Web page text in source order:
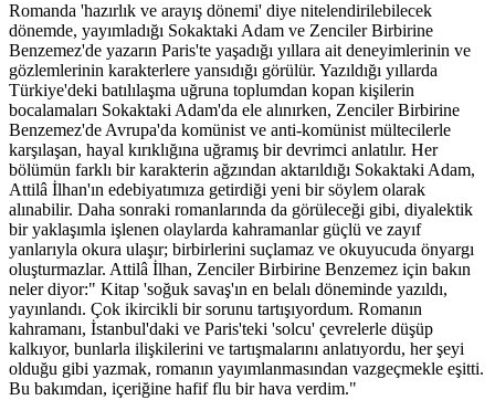
Romanda 'hazırlık ve arayış dönemi' diye nitelendirilebilecek
dönemde, yayımladığı Sokaktaki Adam ve Zenciler Birbirine
Benzemez'de yazarın Paris'te yaşadığı yıllara ait deneyimlerinin ve
gözlemlerinin karakterlere yansıdığı görülür. Yazıldığı yıllarda
Türkiye'deki batılılaşma uğruna toplumdan kopan kişilerin
bocalamaları Sokaktaki Adam'da ele alınırken, Zenciler Birbirine
Benzemez'de Avrupa'da komünist ve anti-komünist mültecilerle
karşılaşan, hayal kırıklığına uğramış bir devrimci anlatılır. Her
bölümün farklı bir karakterin ağzından aktarıldığı Sokaktaki Adam,
Attilâ İlhan'ın edebiyatımıza getirdiği yeni bir söylem olarak
alınabilir. Daha sonraki romanlarında da görüleceği gibi, diyalektik
bir yaklaşımla işlenen olaylarda kahramanlar güçlü ve zayıf
yanlarıyla okura ulaşır; birbirlerini suçlamaz ve okuyucuda önyargı
oluşturmazlar. Attilâ İlhan, Zenciler Birbirine Benzemez için bakın
neler diyor:" Kitap 'soğuk savaş'ın en belalı döneminde yazıldı,
yayınlandı. Çok ikircikli bir sorunu tartışıyordum. Romanın
kahramanı, İstanbul'daki ve Paris'teki 'solcu' çevrelerle düşüp
kalkıyor, bunlarla ilişkilerini ve tartışmalarını anlatıyordu, her şeyi
olduğu gibi yazmak, romanın yayımlanmasından vazgeçmekle eşitti.
Bu bakımdan, içeriğine hafif flu bir hava verdim."